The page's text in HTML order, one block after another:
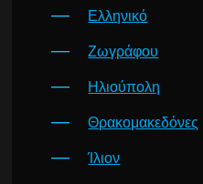
Ελληνικό
Ζωγράφου
Ηλιούπολη
Θρακομακεδόνες
Ίλιον